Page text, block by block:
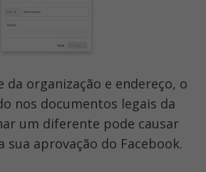
da organização e endereço, o
nos documentos legais da
um diferente pode causar
sua aprovação do Facebook.